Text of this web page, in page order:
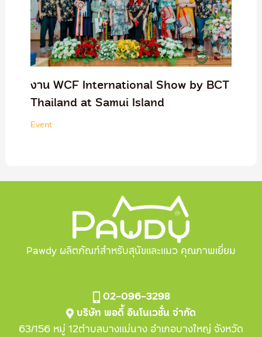
งาน WCF International Show by BCT
Thailand at Samui Island
Event
Pawdy ผลิตภัณฑ์สำหรับสุนัขและแมว คุณภาพเยี่ยม
02-096-3298
บริษัท พอดี้ อินโนเวชั่น จำกัด
63/156 หมู่ 12ตำบลบางแม่นาง อำเภอบางใหญ่ จังหวัด